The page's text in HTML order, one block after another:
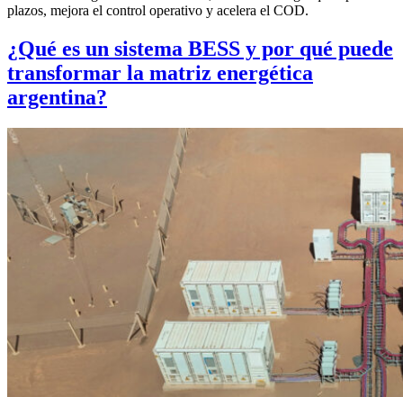
plazos, mejora el control operativo y acelera el COD.
¿Qué es un sistema BESS y por qué puede
transformar la matriz energética
argentina?